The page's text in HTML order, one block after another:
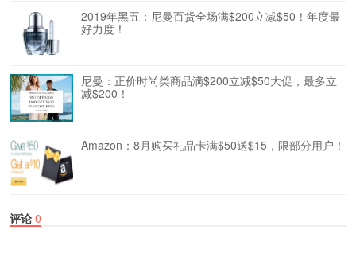
2019年黑五：尼曼百货全场满$200立减$50！年度最
好力度！
尼曼：正价时尚类商品满$200立减$50大促，最多立
减$200！
Amazon：8月购买礼品卡满$50送$15，限部分用户！
评论 0